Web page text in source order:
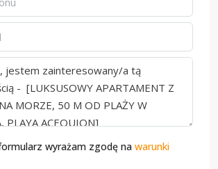
wyrażam zgodę na warunki